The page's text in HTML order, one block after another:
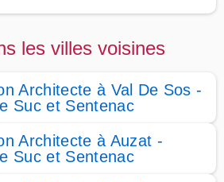
les villes voisines
Architecte à Val De Sos -
Suc et Sentenac
Architecte à Auzat -
Suc et Sentenac